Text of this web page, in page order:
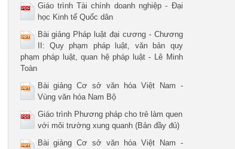
Giáo trình Tài chính doanh nghiệp - Đại
học Kinh tế Quốc dân
Bài giảng Pháp luật đại cương - Chương
II: Quy phạm pháp luật, văn bản quy
phạm pháp luật, quan hệ pháp luật - Lê Minh
Toàn
Bài giảng Cơ sở văn hóa Việt Nam -
Vùng văn hóa Nam Bộ
Giáo trình Phương pháp cho trẻ làm quen
với môi trường xung quanh (Bản đầy đủ)
Bài giảng Cơ sở văn hóa Việt Nam -